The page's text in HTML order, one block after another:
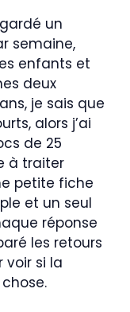
un
semaine,
enfants et
deux
je sais que
alors j’ai
de 25
à traiter
petite fiche
et un seul
réponse
les retours
voir si la